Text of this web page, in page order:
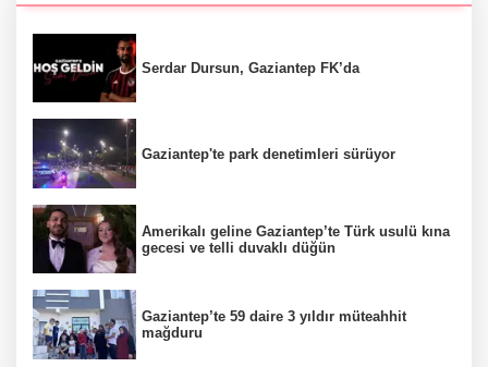
Serdar Dursun, Gaziantep FK’da
Gaziantep'te park denetimleri sürüyor
Amerikalı geline Gaziantep’te Türk usulü kına
gecesi ve telli duvaklı düğün
Gaziantep’te 59 daire 3 yıldır müteahhit
mağduru